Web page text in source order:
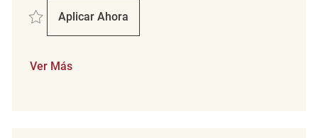
Salvar PART TIME MERCHANDISING ASSOCIATE REQ136586
Aplicar Ahora
PART TIME MERCHANDISING ASSOCIATE
Ver Más